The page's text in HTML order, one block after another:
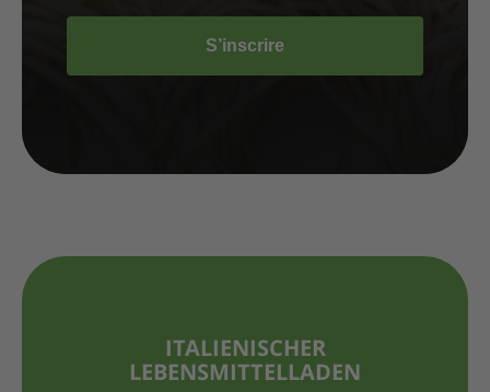
S’inscrire
ITALIENISCHER
LEBENSMITTELLADEN